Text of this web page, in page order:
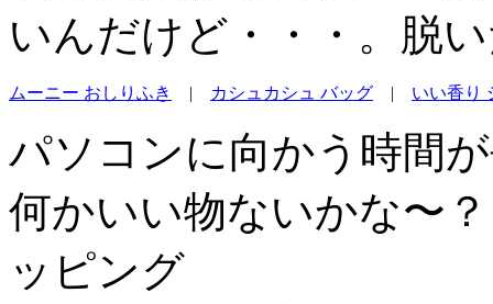
いんだけど・・・。脱
ムーニー おしりふき | カシュカシュ バッグ | いい香り
パソコンに向かう時間
何かいい物ないかな〜
ッピング